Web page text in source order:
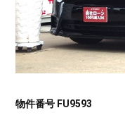
物件番号 FU9593